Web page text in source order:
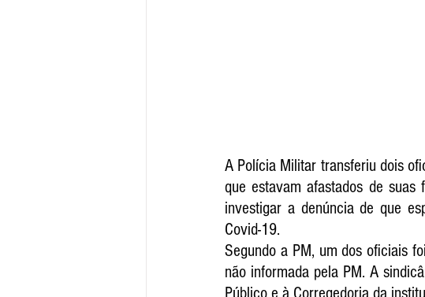
que estavam afastados de suas
investigar a denúncia de que
Covid-19.
Segundo a PM, um dos oficiais
não informada pela PM. A